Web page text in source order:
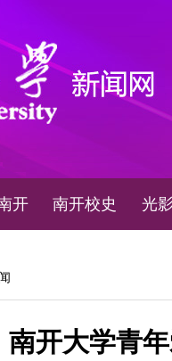
开 南开校史 光
南开大学青